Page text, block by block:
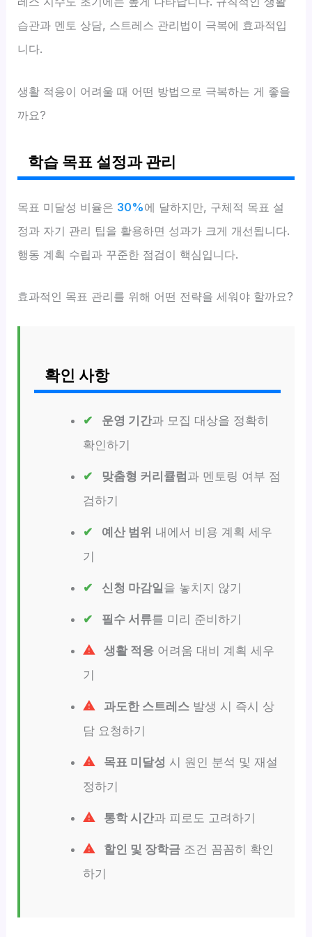
습관과 멘토 상담, 스트레스 관리법이 극복에 효과적입
니다.
생활 적응이 어려울 때 어떤 방법으로 극복하는 게 좋을
까요?
학습 목표 설정과 관리
목표 미달성 비율은 30%에 달하지만, 구체적 목표 설
정과 자기 관리 팁을 활용하면 성과가 크게 개선됩니다.
행동 계획 수립과 꾸준한 점검이 핵심입니다.
효과적인 목표 관리를 위해 어떤 전략을 세워야 할까요?
확인 사항
운영 기간과 모집 대상을 정확히
확인하기
맞춤형 커리큘럼 과 멘토링 여부 점
검하기
예산 범위 내에서 비용 계획 세우
기
신청 마감일을 놓치지 않기
필수 서류를 미리 준비하기
생활 적응어려움 대비 계획 세우
기
과도한 스트레스발생 시 즉시 상
담 요청하기
목표 미달성 시 원인 분석 및 재설
정하기
통학 시간과 피로도 고려하기
할인 및 장학금조건 꼼꼼히 확인
하기